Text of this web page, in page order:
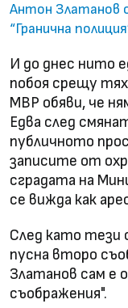
Антон Златанов
“Гранична
И до днес нито
побоя срещу
МВР обяви, че
Едва след
публичното
записите от
сградата на
се вижда как
След като тези
пусна второ
Златанов сам е
съображения".